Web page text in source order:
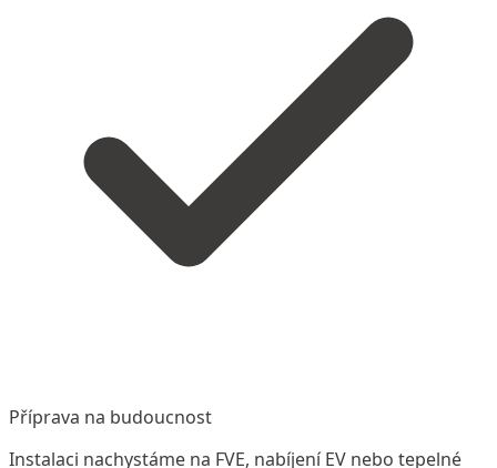
Příprava na budoucnost
Instalaci nachystáme na FVE, nabíjení EV nebo tepelné